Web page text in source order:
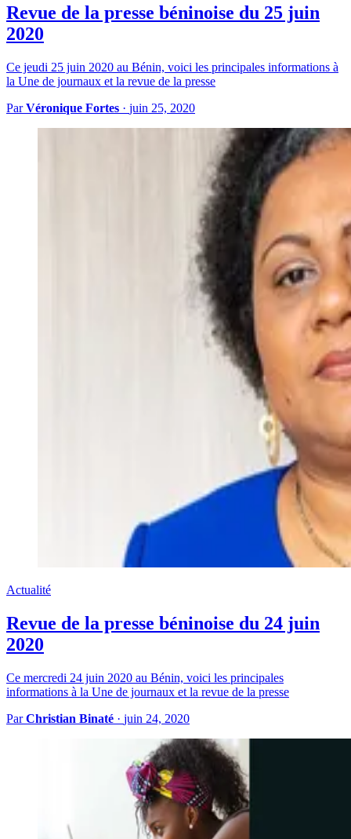
Revue de la presse béninoise du 25 juin
2020
Ce jeudi 25 juin 2020 au Bénin, voici les principales informations à
la Une de journaux et la revue de la presse
ParVéronique Fortes · juin 25, 2020
Actualité
Revue de la presse béninoise du 24 juin
2020
Ce mercredi 24 juin 2020 au Bénin, voici les principales
informations à la Une de journaux et la revue de la presse
ParChristian Binaté · juin 24, 2020